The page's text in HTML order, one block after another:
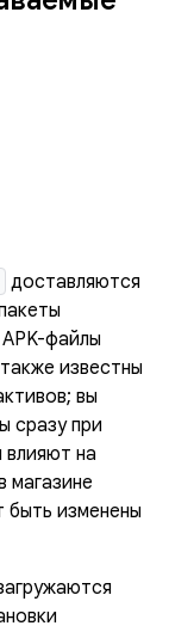
доставляются
файлы
известны
вы
сразу при
влияют на
магазине
быть изменены